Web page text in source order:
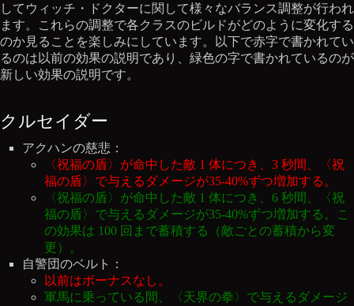
してウィッチ・ドクターに関して様々なバランス調整が行われ
ます。これらの調整で各クラスのビルドがどのように変化する
のか見ることを楽しみにしています。以下で赤字で書かれてい
るのは以前の効果の説明であり、緑色の字で書かれているのが
新しい効果の説明です。
クルセイダー
アクハンの慈悲：
〈祝福の盾〉が命中した敵 1 体につき、3 秒間、〈祝
福の盾〉で与えるダメージが35-40%ずつ増加する。
〈祝福の盾〉が命中した敵 1 体につき、6 秒間、〈祝
福の盾〉で与えるダメージが35-40%ずつ増加する。こ
の効果は 100 回まで蓄積する（敵ごとの蓄積から変
更）。
自警団のベルト：
以前はボーナスなし。
軍馬に乗っている間、〈天界の拳〉で与えるダメージ